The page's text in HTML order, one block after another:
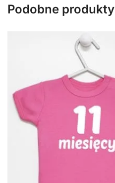
Podobne produkty